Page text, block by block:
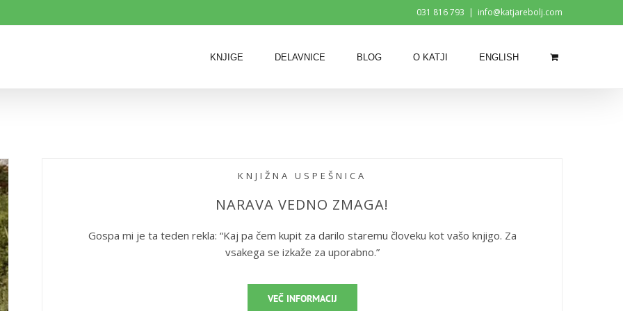
031 816 793 | info@katjarebolj.com
KNJIGE DELAVNICE BLOG O KATJI ENGLISH
KNJIŽNA USPEŠNICA
NARAVA VEDNO ZMAGA!
Gospa mi je ta teden rekla: “Kaj pa čem kupit za darilo staremu človeku kot vašo knjigo. Za
vsakega se izkaže za uporabno.”
VEČ INFORMACIJ